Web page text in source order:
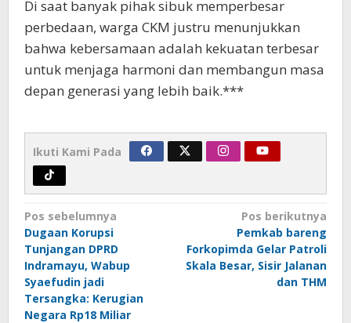
Di saat banyak pihak sibuk memperbesar
perbedaan, warga CKM justru menunjukkan
bahwa kebersamaan adalah kekuatan terbesar
untuk menjaga harmoni dan membangun masa
depan generasi yang lebih baik.***
Ikuti Kami Pada
Navigasi
pos
Pos sebelumnya
Dugaan Korupsi
Tunjangan DPRD
Indramayu, Wabup
Syaefudin jadi
Tersangka: Kerugian
Negara Rp18 Miliar
Pos berikutnya
Pemkab bareng
Forkopimda Gelar Patroli
Skala Besar, Sisir Jalanan
dan THM